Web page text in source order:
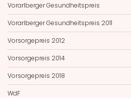
Vorarlberger Gesundheitspreis
Vorarlberger Gesundheitspreis 2011
Vorsorgepreis 2012
Vorsorgepreis 2014
Vorsorgepreis 2018
WdF